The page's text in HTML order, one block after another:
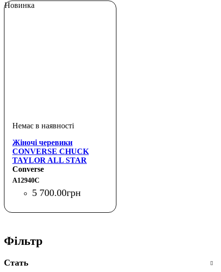
Новинка
Жіночі черевики
CONVERSE CHUCK
TAYLOR ALL STAR
ELEMENTS BOOT HI
BROWN
Converse
A12940C
5 700.00грн
Фільтр
Стать